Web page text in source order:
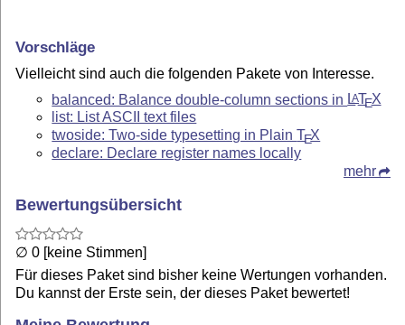
Vorschläge
Vielleicht sind auch die folgenden Pakete von Interesse.
balanced: Balance double-column sections in LATEX
list: List ASCII text files
twoside: Two-side typesetting in PlainTEX
declare: Declare register names locally
mehr
Bewertungsübersicht
∅ 0 [keine Stimmen]
Für dieses Paket sind bisher keine Wertungen vorhanden.
Du kannst der Erste sein, der dieses Paket bewertet!